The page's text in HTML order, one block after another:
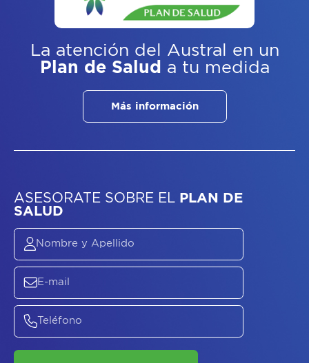
La atención del Austral
en un
Plan de Salud a tu medida
Más información
ASESORATE SOBREELPLAN DE
SALUD